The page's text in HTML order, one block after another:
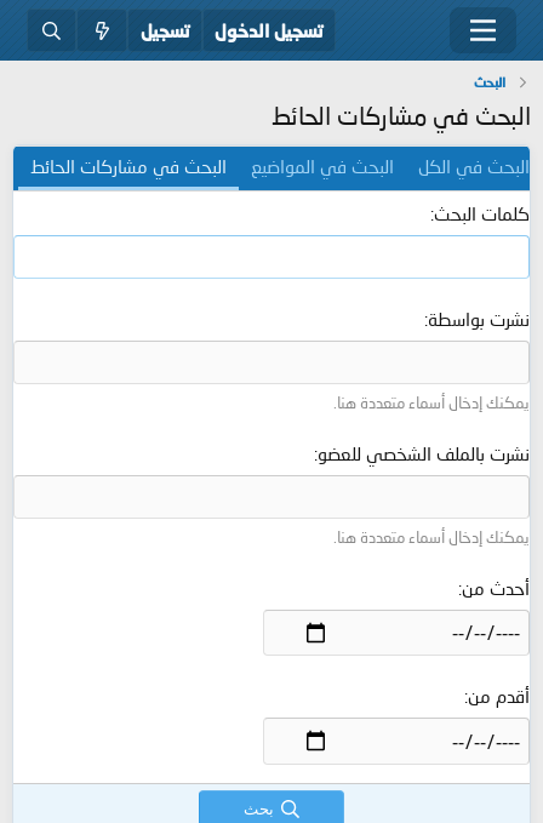
تسجيل الدخول تسجيل
البحث
البحث في مشاركات الحائط
البحث في الكل البحث في المواضيع البحث في مشاركات الحائط
كلمات البحث
نشرت بواسطة
يمكنك إدخال أسماء متعددة هنا.
نشرت بالملف الشخصي للعضو
يمكنك إدخال أسماء متعددة هنا.
أحدث من
أقدم من
بحث